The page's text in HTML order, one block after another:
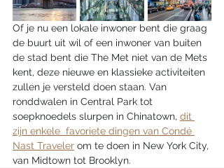
Of je nu een lokale inwoner bent die graag
de buurt uit wil of een inwoner van buiten
de stad bent die The Met niet van de Mets
kent, deze nieuwe en klassieke activiteiten
zullen je versteld doen staan. Van
ronddwalen in Central Park tot
soepknoedels slurpen in Chinatown, dit
zijn enkele  favoriete dingen van Condé
Nast Traveler om te doen in New York City,
van Midtown tot Brooklyn.